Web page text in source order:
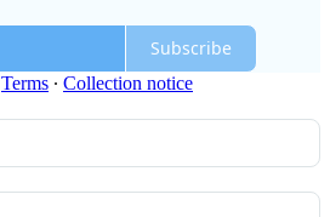
Subscribe
Terms ∙ Collection notice